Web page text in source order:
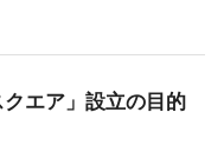
エア」設立の目的